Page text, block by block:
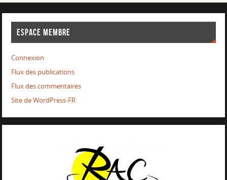
ESPACE MEMBRE
Connexion
Flux des publications
Flux des commentaires
Site de WordPress-FR